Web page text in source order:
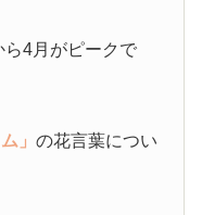
4月がピークで
」の花言葉につい